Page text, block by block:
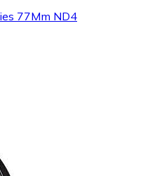
77Mm ND4